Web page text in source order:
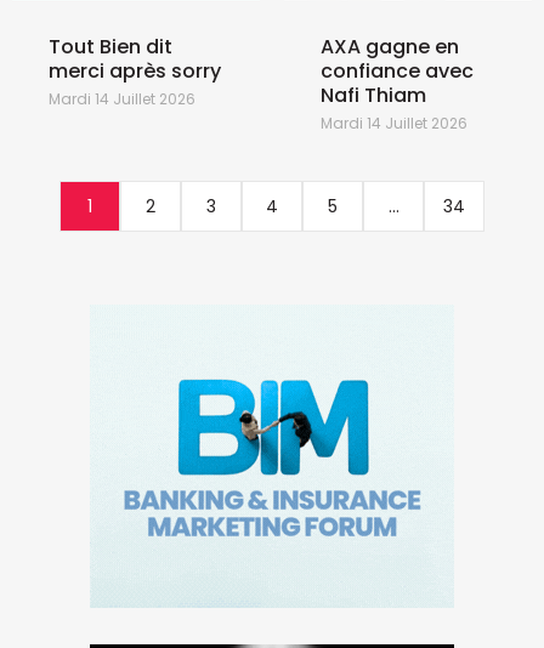
Tout Bien dit
merci après sorry
Mardi 14 Juillet 2026
AXA gagne en
confiance avec
Nafi Thiam
Mardi 14 Juillet 2026
1 2 3 4 5 ... 34